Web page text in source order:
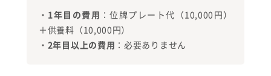
・ 1年目の費用 ：位牌プレート代（10,000円）
＋供養料（10,000円）
・ 2年目以上の費用 ：必要ありません